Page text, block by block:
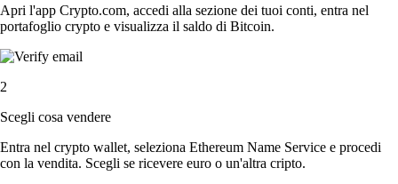
Apri l'app Crypto.com, accedi alla sezione dei tuoi conti, entra nel
portafoglio crypto e visualizza il saldo di Bitcoin.
2
Scegli cosa vendere
Entra nel crypto wallet, seleziona Ethereum Name Service e procedi
con la vendita. Scegli se ricevere euro o un'altra cripto.